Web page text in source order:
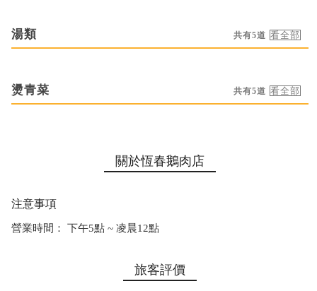
湯類 共有5道
燙青菜 共有5道
關於恆春鵝肉店
注意事項
營業時間： 下午5點 ~ 凌晨12點
旅客評價